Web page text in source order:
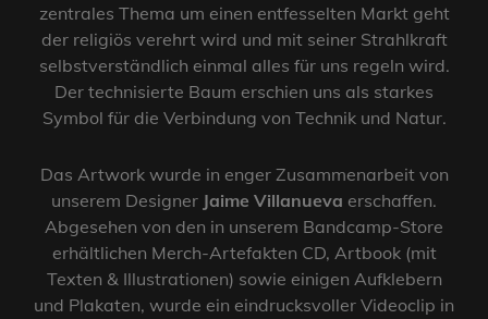
zentrales Thema um einen entfesselten Markt geht
der religiös verehrt wird und mit seiner Strahlkraft
selbstverständlich einmal alles für uns regeln wird.
Der technisierte Baum erschien uns als starkes
Symbol für die Verbindung von Technik und Natur.
Das Artwork wurde in enger Zusammenarbeit von
unserem Designer Jaime Villanueva erschaffen.
Abgesehen von den in unserem Bandcamp-Store
erhältlichen Merch-Artefakten CD, Artbook (mit
Texten & Illustrationen) sowie einigen Aufklebern
und Plakaten, wurde ein eindrucksvoller Videoclip in